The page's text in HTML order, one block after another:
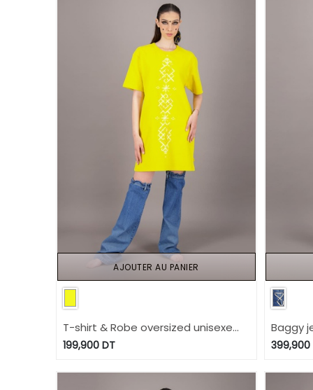
T-shirt & Robe oversized unisexe
كون كيما انتي Modular - TUNIS
199,900DT
AJOUTER AU PANIER
Baggy
lacets
399,900